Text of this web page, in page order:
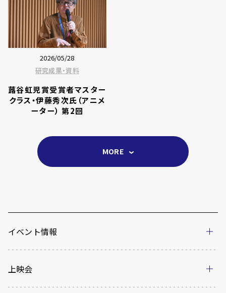
イベント情報
上映会
2026/05/28
研究成果・資料
蕗谷虹児賞受賞者マスター
クラス・伊藤秀次氏（アニメ
ーター） 第2回
MORE